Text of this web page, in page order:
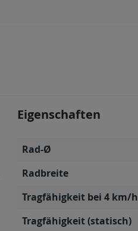
Eigenschaften
Rad-Ø
Radbreite
Tragfähigkeit bei 4 km/h
Tragfähigkeit (statisch)